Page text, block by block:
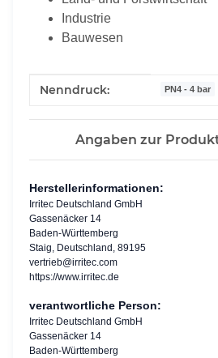
Industrie
Bauwesen
Produkteigenschaft
Wert
Nenndruck: PN4 - 4 bar
Angaben zur
Herstellerinformationen:
Irritec Deutschland GmbH
Gassenäcker 14
Baden-Württemberg
Staig, Deutschland, 89195
vertrieb@irritec.com
https://www.irritec.de
verantwortliche Person:
Irritec Deutschland GmbH
Gassenäcker 14
Baden-Württemberg